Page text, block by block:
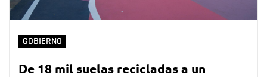
GOBIERNO
De 18 mil suelas recicladas a un